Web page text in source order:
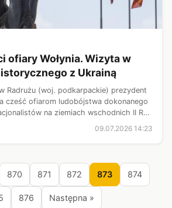
ofiary Wołynia. Wizyta w
z Ukrainą
Radrużu (woj. podkarpackie) prezydent
cześć ofiarom ludobójstwa dokonanego
na ziemiach wschodnich II RP
09.07.2026 14:23
870 871 872 873 874
876 Następna »